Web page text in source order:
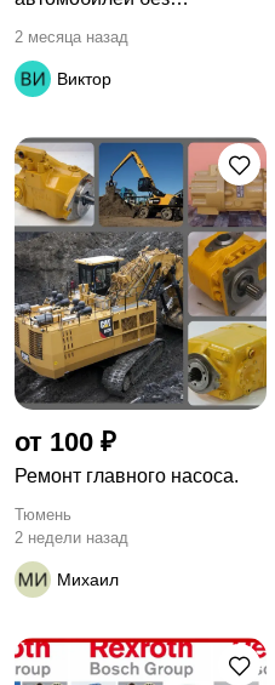
демонтажа
2 месяца назад
Виктор
от 100 ₽
Ремонт главного насоса.
Тюмень
2 недели назад
Михаил